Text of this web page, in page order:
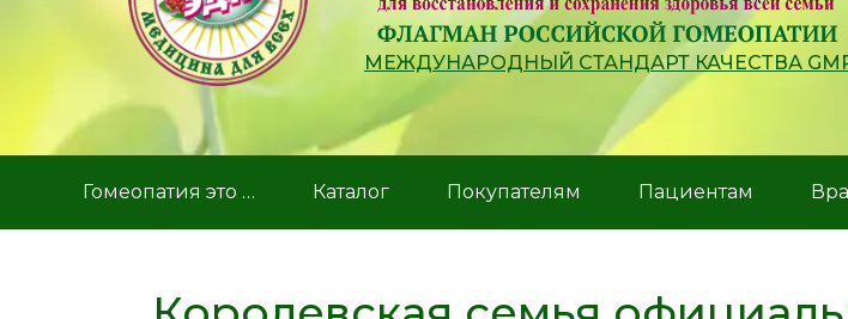
МЕЖДУНАРОДНЫЙ СТАНДАРТ КАЧЕСТВА
Гомеопатия это … Каталог Покупателям Пациентам